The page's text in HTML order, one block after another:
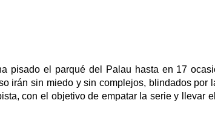
pisado el parqué del Palau hasta en 17
irán sin miedo y sin complejos, blindados por
con el objetivo de empatar la serie y llevar